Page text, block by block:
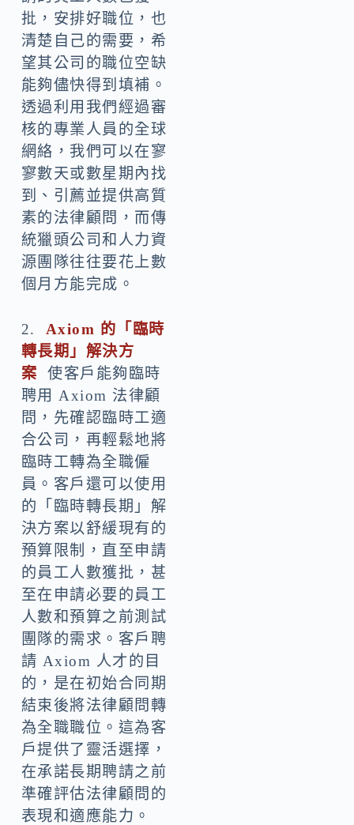
批，安排好職位，也
清楚自己的需要，希
望其公司的職位空缺
能夠儘快得到填補。
透過利用我們經過審
核的專業人員的全球
網絡，我們可以在寥
寥數天或數星期內找
到、引薦並提供高質
素的法律顧問，而傳
統獵頭公司和人力資
源團隊往往要花上數
個月方能完成。
2. Axiom 的「臨時
轉長期」解決方
案 使客戶能夠臨時
聘用 Axiom 法律顧
問，先確認臨時工適
合公司，再輕鬆地將
臨時工轉為全職僱
員。客戶還可以使用
的「臨時轉長期」解
決方案以舒緩現有的
預算限制，直至申請
的員工人數獲批，甚
至在申請必要的員工
人數和預算之前測試
團隊的需求。客戶聘
請 Axiom 人才的目
的，是在初始合同期
結束後將法律顧問轉
為全職職位。這為客
戶提供了靈活選擇，
在承諾長期聘請之前
準確評估法律顧問的
表現和適應能力。